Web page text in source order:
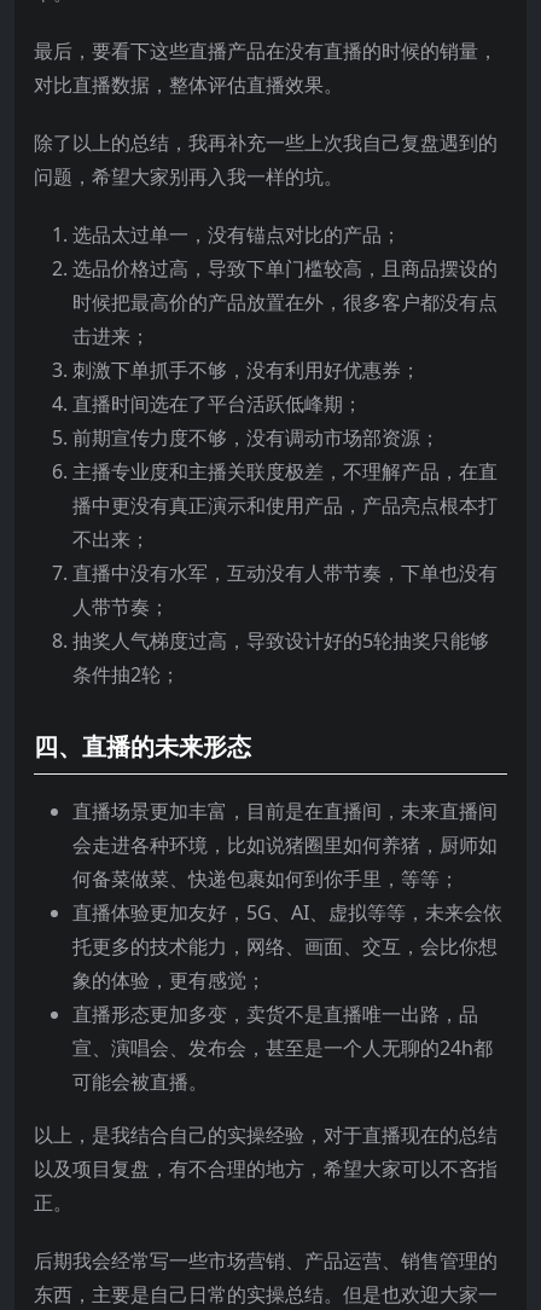
最后，要看下这些直播产品在没有直播的时候的销量，
对比直播数据，整体评估直播效果。
除了以上的总结，我再补充一些上次我自己复盘遇到的
问题，希望大家别再入我一样的坑。
选品太过单一，没有锚点对比的产品；
选品价格过高，导致下单门槛较高，且商品摆设的
时候把最高价的产品放置在外，很多客户都没有点
击进来；
刺激下单抓手不够，没有利用好优惠券；
直播时间选在了平台活跃低峰期；
前期宣传力度不够，没有调动市场部资源；
主播专业度和主播关联度极差，不理解产品，在直
播中更没有真正演示和使用产品，产品亮点根本打
不出来；
直播中没有水军，互动没有人带节奏，下单也没有
人带节奏；
抽奖人气梯度过高，导致设计好的5轮抽奖只能够
条件抽2轮；
四、直播的未来形态
直播场景更加丰富，目前是在直播间，未来直播间
会走进各种环境，比如说猪圈里如何养猪，厨师如
何备菜做菜、快递包裹如何到你手里，等等；
直播体验更加友好，5G、AI、虚拟等等，未来会依
托更多的技术能力，网络、画面、交互，会比你想
象的体验，更有感觉；
直播形态更加多变，卖货不是直播唯一出路，品
宣、演唱会、发布会，甚至是一个人无聊的24h都
可能会被直播。
以上，是我结合自己的实操经验，对于直播现在的总结
以及项目复盘，有不合理的地方，希望大家可以不吝指
正。
后期我会经常写一些市场营销、产品运营、销售管理的
东西，主要是自己日常的实操总结。但是也欢迎大家一